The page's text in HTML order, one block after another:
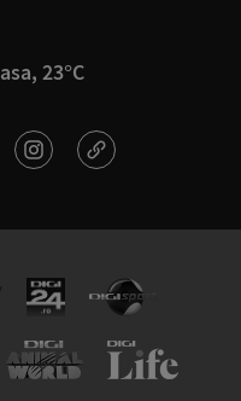
23°C